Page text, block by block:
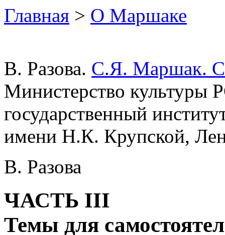
Главная > О Маршаке
В. Разова. С.Я. Маршак.
Министерство культуры
государственный
имени Н.К. Крупской,
В. Разова
ЧАСТЬ III
Темы для